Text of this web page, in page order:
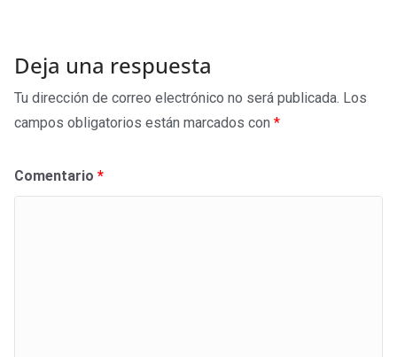
Deja una respuesta
Tu dirección de correo electrónico no será publicada. Los
campos obligatorios están marcados con *
Comentario *